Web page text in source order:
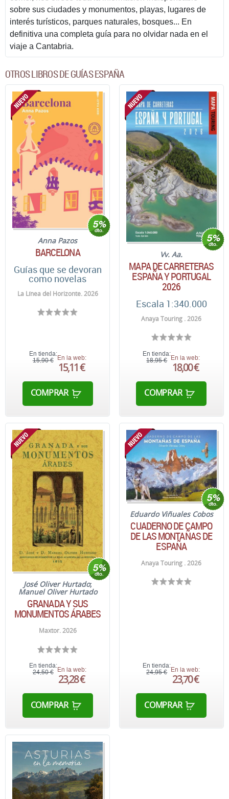
sobre sus ciudades y monumentos, playas, lugares de
interés turísticos, parques naturales, bosques... En
definitiva una completa guía para no olvidar nada en el
viaje a Cantabria.
OTROS LIBROS DE GUÍAS ESPAÑA
Anna Pazos
BARCELONA
Guías que se devoran
como novelas
La Línea del Horizonte. 2026
En tienda:
15,90 € En la web:
15,11 €
COMPRAR
Vv. Aa.
MAPA DE CARRETERAS
ESPAÑA Y PORTUGAL
2026
Escala 1:340.000
Anaya Touring . 2026
En tienda:
18,95 € En la web:
18,00 €
COMPRAR
José Oliver Hurtado;
Manuel Oliver Hurtado
GRANADA Y SUS
MONUMENTOS ÁRABES
Maxtor. 2026
En tienda:
24,50 € En la web:
23,28 €
COMPRAR
Eduardo Viñuales Cobos
CUADERNO DE CAMPO
DE LAS MONTAÑAS DE
ESPAÑA
Anaya Touring . 2026
En tienda:
24,95 €
En la web:
23,70 €
COMPRAR